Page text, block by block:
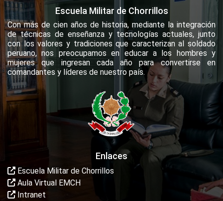
Escuela Militar de Chorrillos
Con más de cien años de historia, mediante la integración
de técnicas de enseñanza y tecnologías actuales, junto
con los valores y tradiciones que caracterizan al soldado
peruano, nos preocupamos en educar a los hombres y
mujeres que ingresan cada año para convertirse en
comandantes y líderes de nuestro país.
Enlaces
Escuela Militar de Chorrillos
Aula Virtual EMCH
Intranet